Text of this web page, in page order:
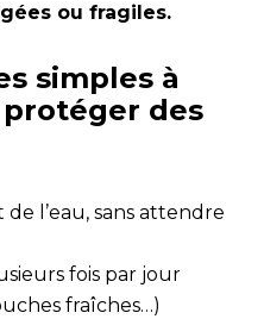
ou fragiles.
simples à
des
l’eau, sans attendre
fois par jour
fraîches…)